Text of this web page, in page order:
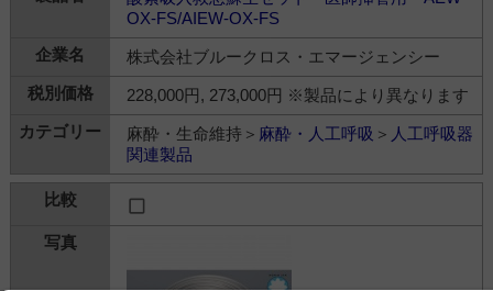
OX-FS/AIEW-OX-FS
株式会社ブルークロス・エマージェンシー
228,000円, 273,000円 ※製品により異なります
麻酔・生命維持＞ 麻酔・人工呼吸 ＞ 人工呼吸器
関連製品